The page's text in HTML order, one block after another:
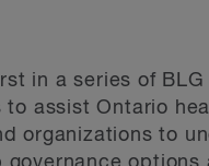
in a series of BLG
to assist Ontario
organizations to